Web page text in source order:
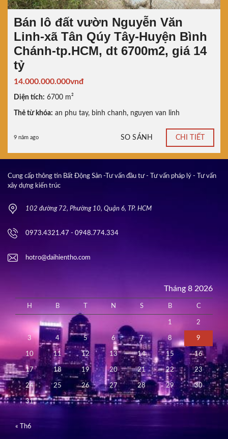
Bán lô đất vườn Nguyễn Văn
Linh-xã Tân Qúy Tây-Huyện Bình
Chánh-tp.HCM, dt 6700m2, giá 14
tỷ
14.000.000.000vnđ
Diện tích: 6700 m²
Thẻ từ khóa: an phu tay, binh chanh, nguyen van linh
9 năm ago SO SÁNH CHI TIẾT
Cung cấp thông tin Bất Động Sản -Tư vấn đầu tư - Tư vấn pháp lý - Tư vấn
xây dựng kiến trúc
102 đường 72, Phường 10, Quận 6, TP. HCM
0973.4321.47 - 0948.774.334
hotro@daihientho.com
Tháng 8 2026
H B N S B C
1 2
3 4 5 6 7 8 9
10 11 12 13 14 15 16
17 18 19 20 21 22 23
24 25 26 27 28 29 30
31
« Th6